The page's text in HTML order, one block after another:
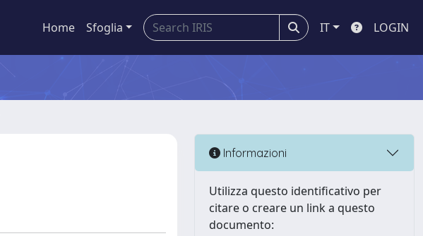
Home Sfoglia IT LOGIN
Informazioni
Utilizza questo identificativo per
citare o creare un link a questo
documento: